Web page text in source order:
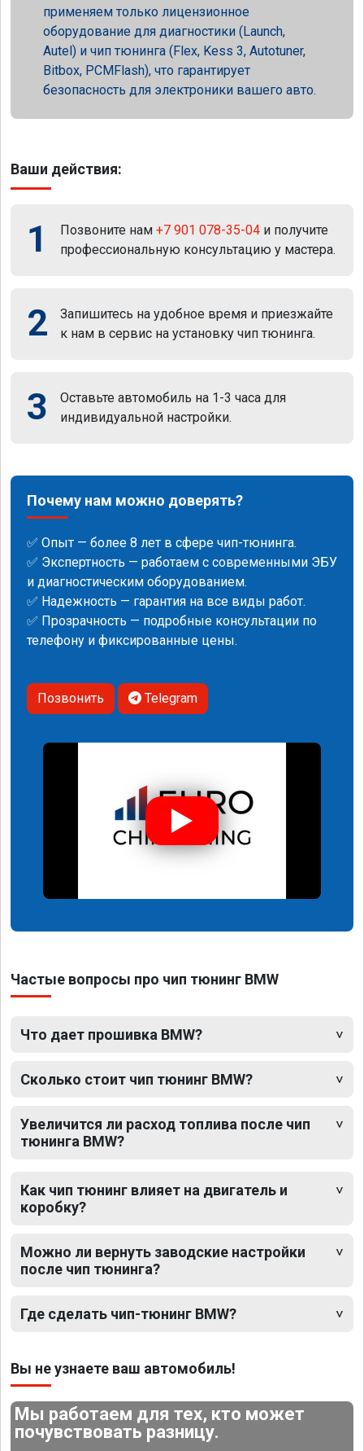
применяем только лицензионное
оборудование для диагностики (Launch,
Autel) и чип тюнинга (Flex, Kess 3, Autotuner,
Bitbox, PCMFlash), что гарантирует
безопасность для электроники вашего авто.
Ваши действия:
1 Позвоните нам +7 901 078-35-04 и получите
профессиональную консультацию у мастера.
2
Запишитесь на удобное время и приезжайте
к нам в сервис на установку чип тюнинга.
3
Оставьте автомобиль на 1-3 часа для
индивидуальной настройки.
Почему нам можно доверять?
✅ Опыт — более 8 лет в сфере чип-тюнинга.
✅ Экспертность — работаем с современными ЭБУ
и диагностическим оборудованием.
✅ Надежность — гарантия на все виды работ.
✅ Прозрачность — подробные консультации по
телефону и фиксированные цены.
Позвонить Telegram
Частые вопросы про чип тюнинг BMW
Что дает прошивка BMW?
Сколько стоит чип тюнинг BMW?
Увеличится ли расход топлива после чип
тюнинга BMW?
Как чип тюнинг влияет на двигатель и
коробку?
Можно ли вернуть заводские настройки
после чип тюнинга?
Где сделать чип-тюнинг BMW?
Вы не узнаете ваш автомобиль!
Мы работаем для тех, кто может
почувствовать разницу.